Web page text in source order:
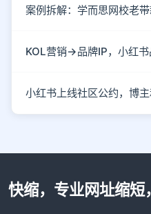
案例拆解：学而思网校老
KOL营销→品牌IP，小红
小红书上线社区公约，博主
快缩，专业网址缩短